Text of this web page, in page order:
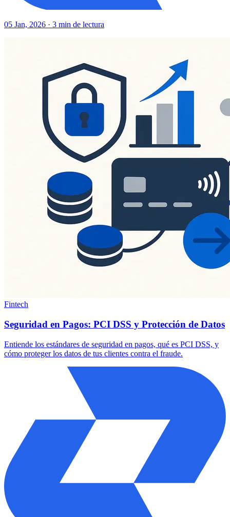
05 Jan, 2026 · 3 min de lectura
Fintech
Seguridad en Pagos: PCI DSS y Protección de Datos
Entiende los estándares de seguridad en pagos, qué es PCI DSS, y
cómo proteger los datos de tus clientes contra el fraude.